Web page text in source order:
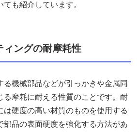
も紹介しています。
ィングの耐摩耗性
る機械部品などが引っかきや金属同
る摩耗に耐える性質のことです。耐
は硬度の高い材質のものを使用する
部品の表面硬度を強化する方法があ